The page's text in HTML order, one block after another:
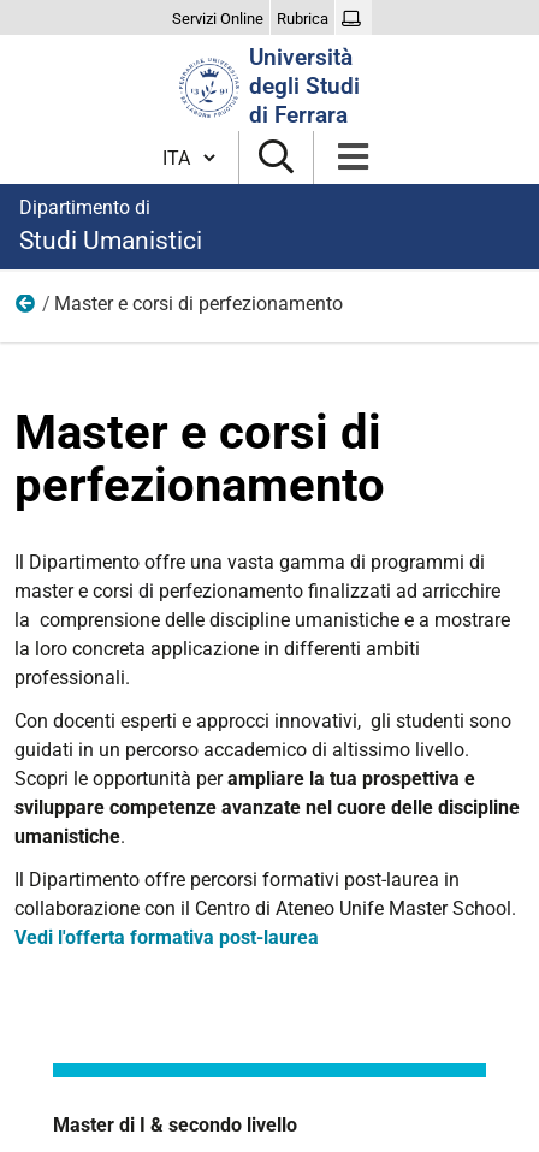
Servizi Online Rubrica
Università
degli Studi
di Ferrara
Cambia lingua
Dipartimento di
Studi Umanistici
Didattica
Master e corsi di perfezionamento
Master e corsi di
perfezionamento
Il Dipartimento offre una vasta gamma di programmi di
master e corsi di perfezionamento finalizzati ad arricchire
la comprensione delle discipline umanistiche e a mostrare
la loro concreta applicazione in differenti ambiti
professionali.
Con docenti esperti e approcci innovativi, gli studenti sono
guidati in un percorso accademico di altissimo livello.
Scopri le opportunità perampliare la tua prospettiva e
sviluppare competenze avanzate nel cuore delle discipline
umanistiche.
Il Dipartimento offre percorsi formativi post-laurea in
collaborazione con il Centro di Ateneo Unife Master School.
Vedi l'offerta formativa post-laurea
Master di I & secondo livello